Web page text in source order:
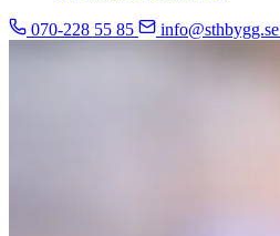
070-228 55 85 info@sthbygg.se